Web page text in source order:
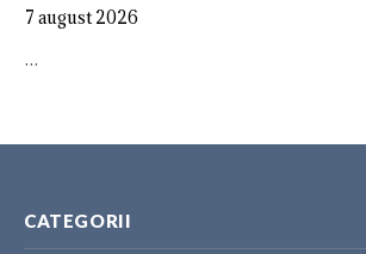
7 august 2026
…
CATEGORII